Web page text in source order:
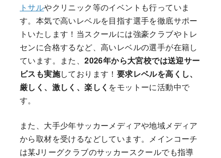
トサルやクリニック等のイベントも行っていま
す。本気で高いレベルを目指す選手を徹底サポー
トいたします！当スクールには強豪クラブやトレ
センに合格するなど、高いレベルの選手が在籍し
ています。また、2026年から大宮校では送迎サー
ビスも実施しております！ 要求レベルを高くし、
厳しく、激しく、楽しく をモットーに活動中で
す。
また、大手少年サッカーメディアや地域メディア
から取材を受けるなどしています。メインコーチ
は某Jリーグクラブのサッカースクールでも指導